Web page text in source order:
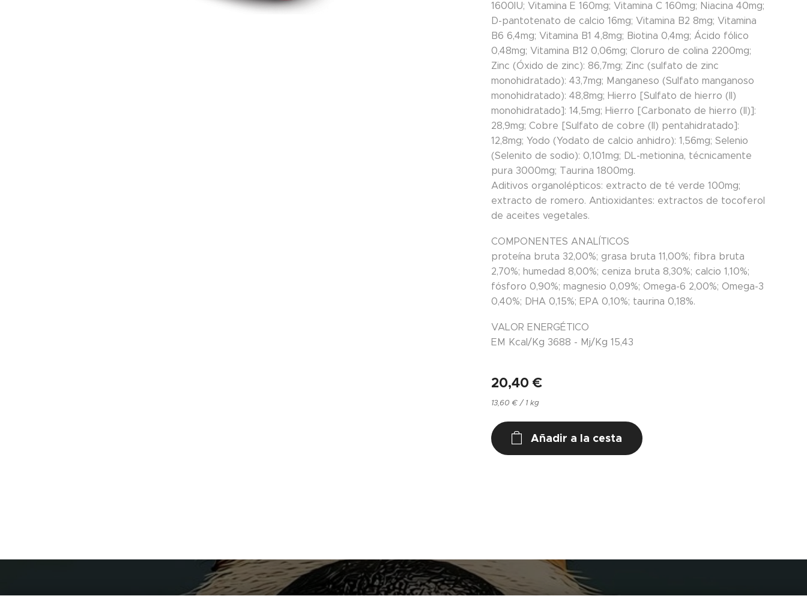
1600IU; Vitamina E 160mg; Vitamina C 160mg; Niacina 40mg;
D-pantotenato de calcio 16mg; Vitamina B2 8mg; Vitamina
B6 6,4mg; Vitamina B1 4,8mg; Biotina 0,4mg; Ácido fólico
0,48mg; Vitamina B12 0,06mg; Cloruro de colina 2200mg;
Zinc (Óxido de zinc): 86,7mg; Zinc (sulfato de zinc
monohidratado): 43,7mg; Manganeso (Sulfato manganoso
monohidratado): 48,8mg; Hierro [Sulfato de hierro (II)
monohidratado]: 14,5mg; Hierro [Carbonato de hierro (II)]:
28,9mg; Cobre [Sulfato de cobre (II) pentahidratado]:
12,8mg; Yodo (Yodato de calcio anhidro): 1,56mg; Selenio
(Selenito de sodio): 0,101mg; DL-metionina, técnicamente
pura 3000mg; Taurina 1800mg.
Aditivos organolépticos: extracto de té verde 100mg;
extracto de romero. Antioxidantes: extractos de tocoferol
de aceites vegetales.
COMPONENTES ANALÍTICOS
proteína bruta 32,00%; grasa bruta 11,00%; fibra bruta
2,70%; humedad 8,00%; ceniza bruta 8,30%; calcio 1,10%;
fósforo 0,90%; magnesio 0,09%; Omega-6 2,00%; Omega-3
0,40%; DHA 0,15%; EPA 0,10%; taurina 0,18%.
VALOR ENERGÉTICO
EM Kcal/Kg 3688 - Mj/Kg 15,43
20,40 €
13,60 € / 1 kg
Añadir a la cesta